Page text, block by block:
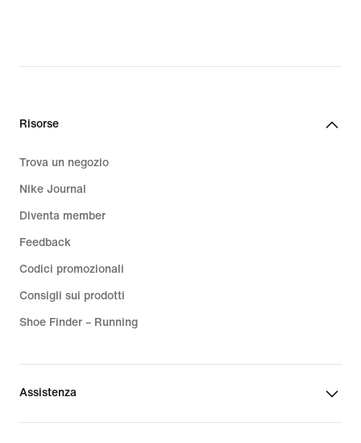
price
Risorse
Trova un negozio
Nike Journal
Diventa member
Feedback
Codici promozionali
Consigli sui prodotti
Shoe Finder – Running
Assistenza